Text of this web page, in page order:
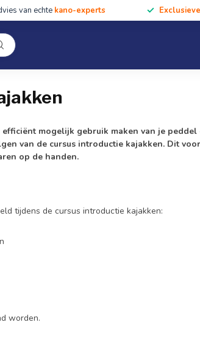
van echte kano-experts Exclusieve
Accessoires Cursussen & Tochten
Onze winkel
mogelijk gebruik maken van je
van de cursus introductie kajakken. Dit
op de handen.
tijdens de cursus introductie kajakken:
worden.